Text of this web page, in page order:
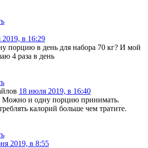
в 16:29
порцию в день для набора 70 кг? И мой
4 раза в день
18 июля 2019, в 16:40
Можно и одну порцию принимать.
калорий больше чем тратите.
2019, в 8:55